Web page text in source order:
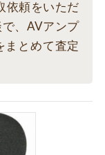
依頼をいただ
、AVアンプ
まとめて査定